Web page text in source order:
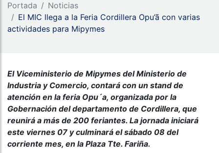
Portada
Noticias
El MIC llega a la Feria Cordillera Opu’ã con varias
actividades para Mipymes
El Viceministerio de Mipymes del Ministerio de
Industria y Comercio, contará con un stand de
atención en la feria Opu´a, organizada por la
Gobernación del departamento de Cordillera, que
reunirá a más de 200 feriantes. La jornada iniciará
este viernes 07 y culminará el sábado 08 del
corriente mes, en la Plaza Tte. Fariña.